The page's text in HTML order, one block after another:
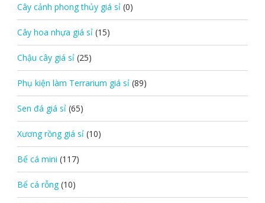
Cây cảnh phong thủy giá sỉ (0)
Cây hoa nhựa giá sỉ (15)
Chậu cây giá sỉ (25)
Phụ kiện làm Terrarium giá sỉ (89)
Sen đá giá sỉ (65)
Xương rồng giá sỉ (10)
Bể cá mini (117)
Bể cá rỗng (10)